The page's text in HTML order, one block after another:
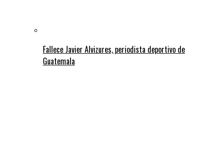
Fallece Javier Alvizures, periodista deportivo de
Guatemala